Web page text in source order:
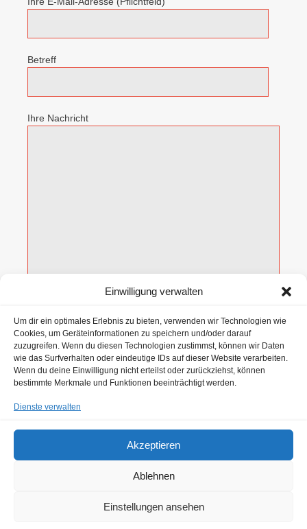
Einwilligung verwalten
Um dir ein optimales Erlebnis zu bieten, verwenden wir Technologien wie
Cookies, um Geräteinformationen zu speichern und/oder darauf
zuzugreifen. Wenn du diesen Technologien zustimmst, können wir Daten
wie das Surfverhalten oder eindeutige IDs auf dieser Website verarbeiten.
Wenn du deine Einwilligung nicht erteilst oder zurückziehst, können
bestimmte Merkmale und Funktionen beeinträchtigt werden.
Dienste verwalten
Akzeptieren
Ablehnen
Einstellungen ansehen
Betreff
Ihre Nachricht
Hiermit erteile ich die Einwilligung in die Erhebung
und Nutzung meiner vorstehend eingegebenen Daten
gemäß denDatenschutzbestimmungenvon holzzuschnitt-